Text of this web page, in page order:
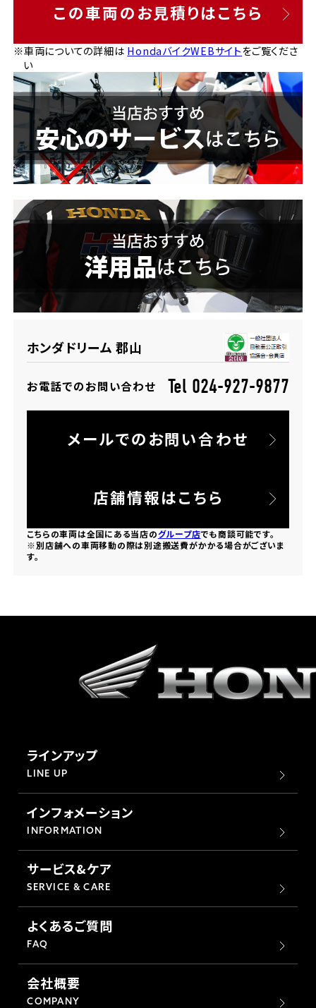
この車両のお見積りはこちら
※車両についての詳細は HondaバイクWEBサイトをご覧くださ
い
ホンダドリーム 郡山
お電話でのお問い合わせ Tel 024-927-9877
メールでのお問い合わせ
店舗情報はこちら
こちらの車両は全国にある当店のグループ店でも商談可能です。
※別店舗への車両移動の際は別途搬送費がかかる場合がございま
す。
ラインアップ
LINE UP
インフォメーション
INFORMATION
サービス&ケア
SERVICE & CARE
よくあるご質問
FAQ
会社概要
COMPANY
ホンダドリーム 横浜緑
千葉県
ホンダドリーム 船橋
ホンダドリーム 松戸
ホンダドリーム 蘇我
埼玉県
ホンダドリーム 所沢
ホンダドリーム 大宮
ホンダドリーム 水戸北
ホンダドリーム 神戸灘
ホンダドリーム 尼崎
ホンダドリーム 姫路
ホンダドリーム 西宮甲子園
奈良県
ホンダドリーム 奈良